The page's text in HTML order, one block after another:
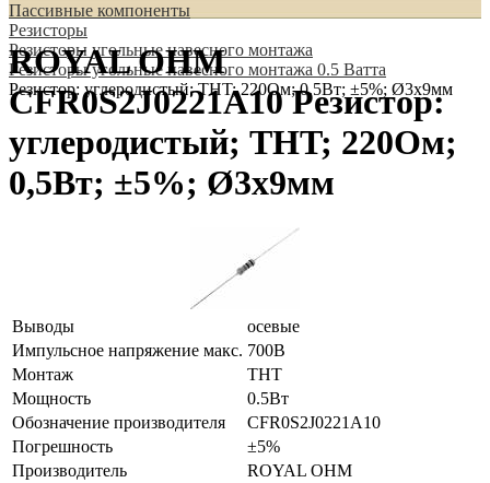
Пассивные компоненты
Резисторы
Резисторы угольные навесного монтажа
Резисторы угольные навесного монтажа 0.5 Ватта
Резистор: углеродистый; THT; 220Ом; 0,5Вт; ±5%; Ø3x9мм
ROYAL OHM
CFR0S2J0221A10 Резистор:
углеродистый; THT; 220Ом;
0,5Вт; ±5%; Ø3x9мм
Выводы
осевые
Импульсное напряжение макс. 700В
Монтаж
THT
Мощность
0.5Вт
Обозначение производителя
CFR0S2J0221A10
Погрешность
±5%
Производитель
ROYAL OHM